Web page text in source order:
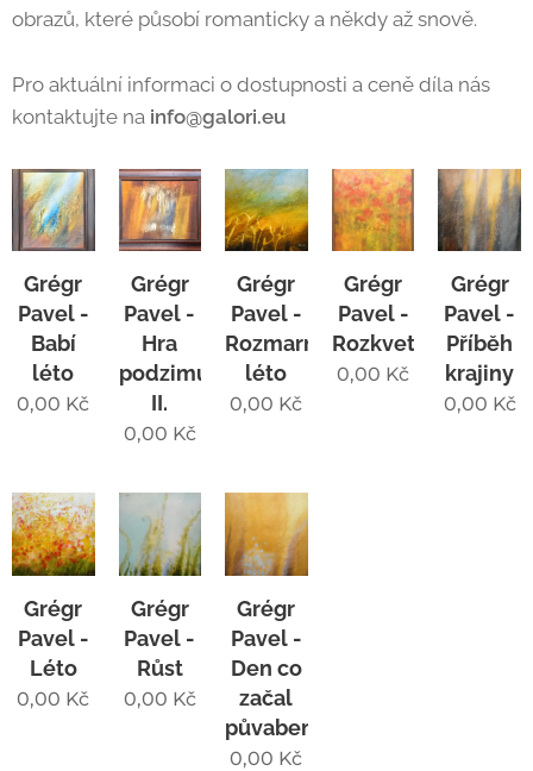
obrazů, které působí romanticky a někdy až snově.
Pro aktuální informaci o dostupnosti a ceně díla nás
kontaktujte na info@galori.eu
Grégr
Pavel -
Babí
léto
0,00 Kč
Grégr
Pavel -
Hra
podzimu
II.
0,00 Kč
Grégr
Pavel -
Rozmarné
léto
0,00 Kč
Grégr
Pavel -
Rozkvetlé
0,00 Kč
Grégr
Pavel -
Příběh
krajiny
0,00 Kč
Grégr
Pavel -
Léto
0,00 Kč
Grégr
Pavel -
Růst
0,00 Kč
Grégr
Pavel -
Den co
začal
půvabem
0,00 Kč